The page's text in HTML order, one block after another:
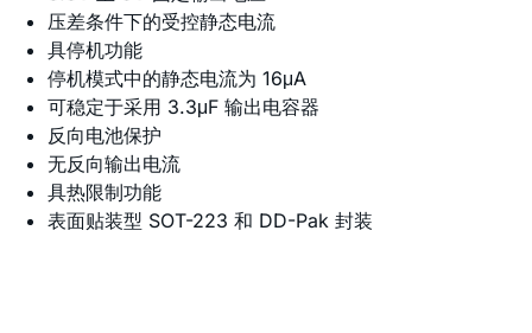
压差条件下的受控静态电流
具停机功能
停机模式中的静态电流为 16μA
可稳定于采用 3.3μF 输出电容器
反向电池保护
无反向输出电流
具热限制功能
表面贴装型 SOT-223 和 DD-Pak 封装